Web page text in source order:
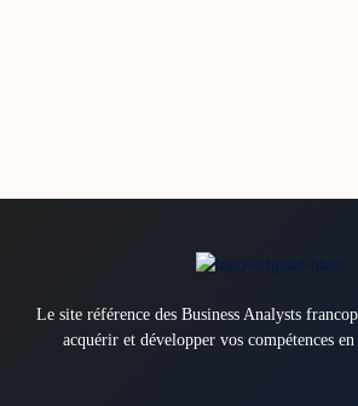
Le site référence des Business Analysts
acquérir et développer vos compétences en